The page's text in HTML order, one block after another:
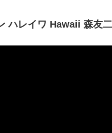
ハレイワ Hawaii 森友